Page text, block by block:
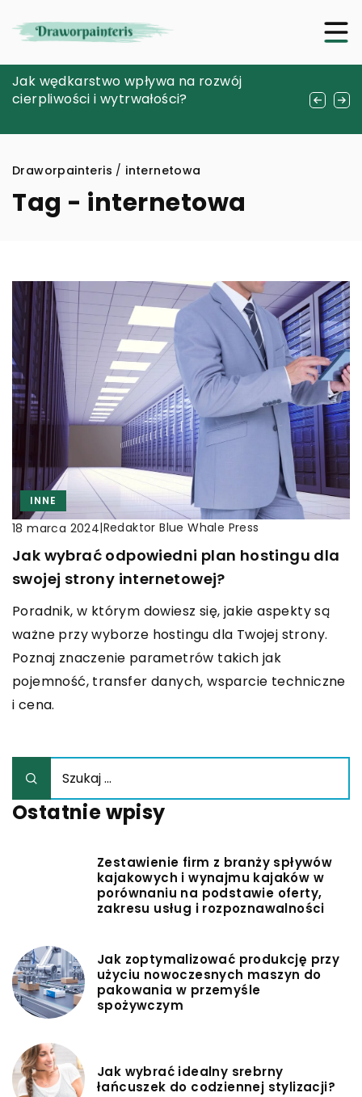
Warmia i wygoda bez kompromisów – jak
dobrać idealne obuwie na zimowe
Jak wędkarstwo wpływa na rozwój
cierpliwości i wytrwałości?
Poradnik dla użytkowników – optymalizacja
i personalizacja laptopów serii
Draworpainteris / internetowa
Tag - internetowa
INNE
18 marca 2024|Redaktor Blue Whale Press
Jak wybrać odpowiedni plan hostingu dla
swojej strony internetowej?
Poradnik, w którym dowiesz się, jakie aspekty są
ważne przy wyborze hostingu dla Twojej strony.
Poznaj znaczenie parametrów takich jak
pojemność, transfer danych, wsparcie techniczne
i cena.
Ostatnie wpisy
Zestawienie firm z branży spływów
kajakowych i wynajmu kajaków w
porównaniu na podstawie oferty,
zakresu usług i rozpoznawalności
Jak zoptymalizować produkcję przy
użyciu nowoczesnych maszyn do
pakowania w przemyśle
spożywczym
Jak wybrać idealny srebrny
łańcuszek do codziennej stylizacji?